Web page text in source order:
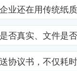
还在用传统
真实、文件
议书，不